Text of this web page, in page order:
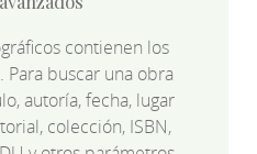
contienen los
buscar una obra
autoría, fecha, lugar
colección, ISBN,